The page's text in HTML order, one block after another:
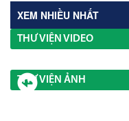
XEM NHIỀU NHẤT
THƯ VIỆN VIDEO
THƯ VIỆN ẢNH